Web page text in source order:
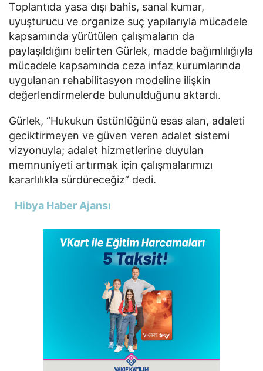
Toplantıda yasa dışı bahis, sanal kumar,
uyuşturucu ve organize suç yapılarıyla mücadele
kapsamında yürütülen çalışmaların da
paylaşıldığını belirten Gürlek, madde bağımlılığıyla
mücadele kapsamında ceza infaz kurumlarında
uygulanan rehabilitasyon modeline ilişkin
değerlendirmelerde bulunulduğunu aktardı.
Gürlek, “Hukukun üstünlüğünü esas alan, adaleti
geciktirmeyen ve güven veren adalet sistemi
vizyonuyla; adalet hizmetlerine duyulan
memnuniyeti artırmak için çalışmalarımızı
kararlılıkla sürdüreceğiz” dedi.
Hibya Haber Ajansı